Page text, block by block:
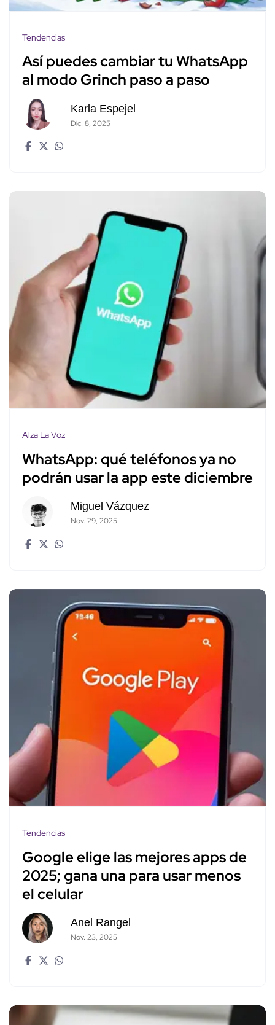
Tendencias
Así puedes cambiar tu WhatsApp
al modo Grinch paso a paso
Karla Espejel
Dic. 8, 2025
Alza La Voz
WhatsApp: qué teléfonos ya no
podrán usar la app este diciembre
Miguel Vázquez
Nov. 29, 2025
Tendencias
Google elige las mejores apps de
2025; gana una para usar menos
el celular
Anel Rangel
Nov. 23, 2025